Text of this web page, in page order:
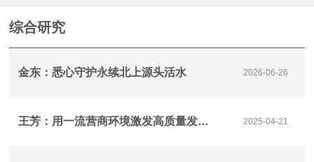
综合研究
金东：悉心守护永续北上源头活水 2026-06-26
王芳：用一流营商环境激发高质量发展活力 2025-04-21